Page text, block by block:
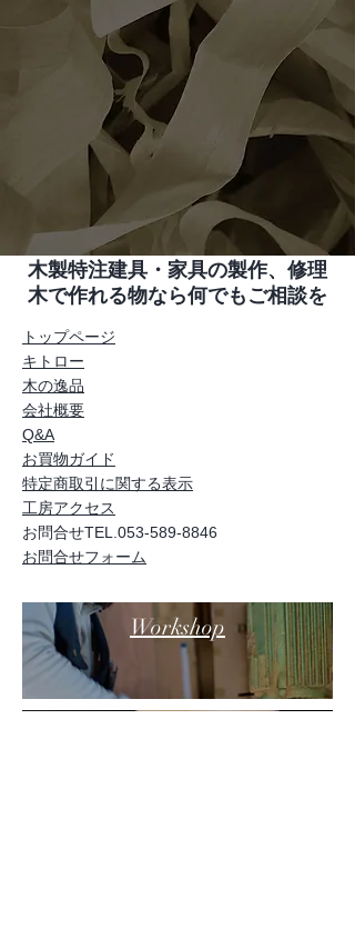
木製特注建具・家具の製作、修理
木で作れる物なら何でもご相談を
トップページ
キトロー
木の逸品
会社概要
Q&A
お買物ガイド
特定商取引に関する表示
工房アクセス
お問合せTEL.053-589-8846
お問合せフォーム
Workshop